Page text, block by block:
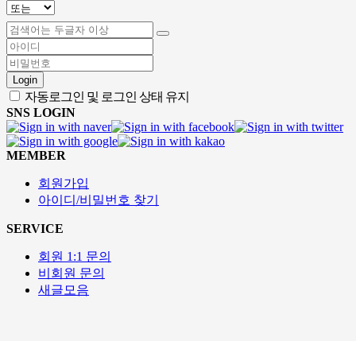
Login
자동로그인 및 로그인 상태 유지
SNS LOGIN
MEMBER
회원가입
아이디/비밀번호 찾기
SERVICE
회원 1:1 문의
비회원 문의
새글모음